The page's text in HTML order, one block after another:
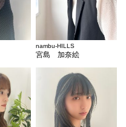
nambu-HILLS
宮島 加奈絵